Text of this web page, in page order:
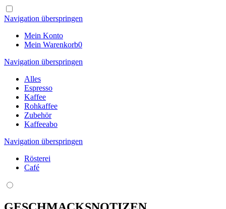
Navigation überspringen
Mein Konto
Mein Warenkorb0
Navigation überspringen
Alles
Espresso
Kaffee
Rohkaffee
Zubehör
Kaffeeabo
Navigation überspringen
Rösterei
Café